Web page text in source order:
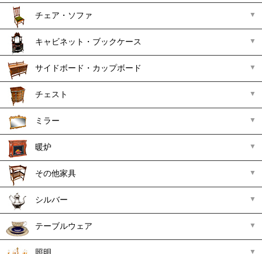
チェア・ソファ
キャビネット・ブックケース
サイドボード・カップボード
チェスト
ミラー
暖炉
その他家具
シルバー
テーブルウェア